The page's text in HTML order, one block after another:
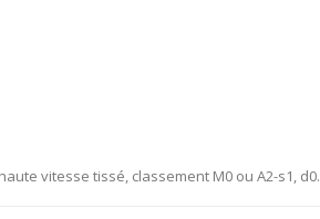
vitesse tissé, classement M0 ou A2-s1, d0.